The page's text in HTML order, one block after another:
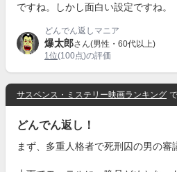
ですね。しかし面白い設定ですね。
どんでん返しマニア
爆太郎さん(男性・60代以上)
1位(100点)の評価
サスペンス・ミステリー映画ランキング
どんでん返し！
まず、多重人格者で死刑囚の男の審